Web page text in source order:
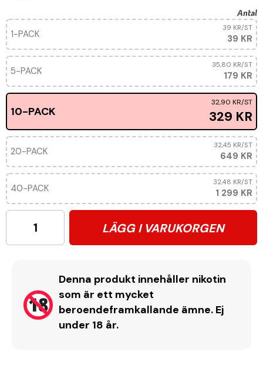
Antal
1-PACK 39 KR
39 KR/ST
5-PACK 179 KR
35,80 KR/ST
10-PACK 329 KR
32,90 KR/ST
20-PACK 649 KR
32,45 KR/ST
40-PACK 1 299 KR
32,48 KR/ST
LÄGG I VARUKORGEN
Denna produkt innehåller nikotin
som är ett mycket
beroendeframkallande ämne. Ej
under 18 år.